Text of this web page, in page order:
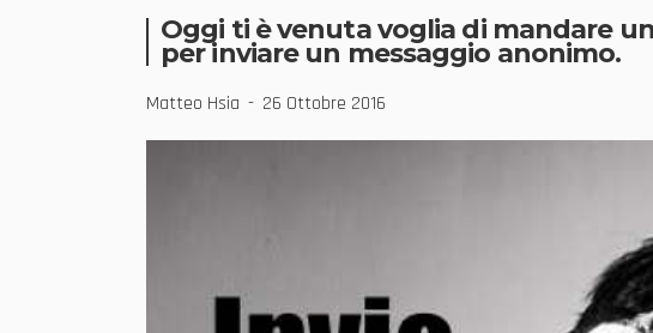
Oggi ti è venuta voglia di mandare
per inviare un messaggio anonimo.
Matteo Hsia 26 Ottobre 2016